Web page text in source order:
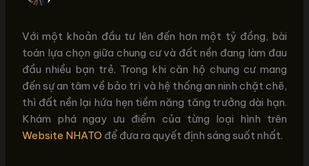
Với một khoản đầu tư lên đến hơn một tỷ đồng, bài
toán lựa chọn giữa chung cư và đất nền đang làm đau
đầu nhiều bạn trẻ. Trong khi căn hộ chung cư mang
đến sự an tâm về bảo trì và hệ thống an ninh chặt chẽ,
thì đất nền lại hứa hẹn tiềm năng tăng trưởng dài hạn.
Khám phá ngay ưu điểm của từng loại hình trên
Website NHATO để đưa ra quyết định sáng suốt nhất.